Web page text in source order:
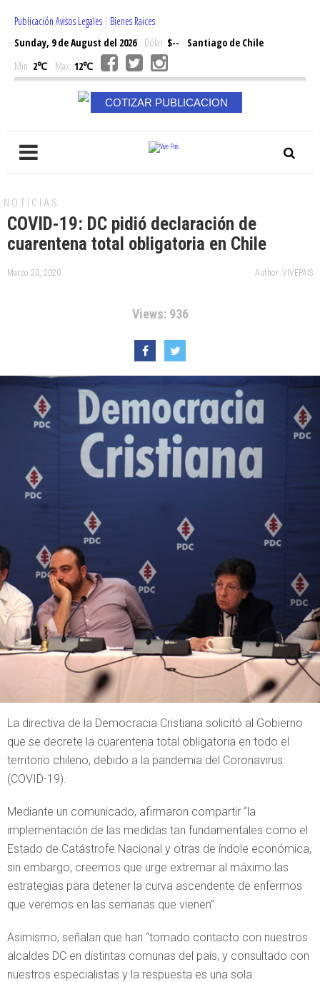
Publicación Avisos Legales | Bienes Raices
Sunday, 9 de August del 2026Dólar: $--
Santiago de Chile
Min: 2℃ Max: 12℃
COTIZAR PUBLICACION
NOTICIAS
COVID-19: DC pidió declaración de
cuarentena total obligatoria en Chile
Marzo 20, 2020 Author: VIVEPAIS
Views: 936
La directiva de la Democracia Cristiana solicitó al Gobierno
que se decrete la cuarentena total obligatoria en todo el
territorio chileno, debido a la pandemia del Coronavirus
(COVID-19).
Mediante un comunicado, afirmaron compartir “la
implementación de las medidas tan fundamentales como el
Estado de Catástrofe Nacional y otras de índole económica,
sin embargo, creemos que urge extremar al máximo las
estrategias para detener la curva ascendente de enfermos
que veremos en las semanas que vienen”.
Asimismo, señalan que han “tomado contacto con nuestros
alcaldes DC en distintas comunas del país, y consultado con
nuestros especialistas y la respuesta es una sola: